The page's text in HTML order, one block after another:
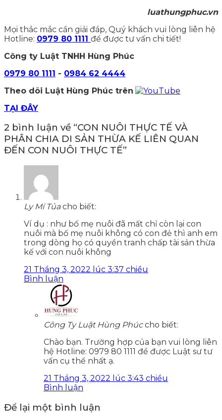
luathungphuc.vn
Mọi thắc mắc cần giải đáp, Quý khách vui lòng liên hệ
Hotline: 0979 80 1111 để được tư vấn chi tiết!
Công ty Luật TNHH Hùng Phúc
0979 80 1111 - 0984 62 4444
Theo dõi Luật Hùng Phúc trên
TẠI ĐÂY
2 bình luận về “CON NUÔI THỰC TẾ VÀ
PHÂN CHIA DI SẢN THỪA KẾ LIÊN QUAN
ĐẾN CON NUÔI THỰC TẾ”
Ly Mí Tủa cho biết:
Ví dụ : như bố mẹ nuôi đã mất chỉ còn lại con
nuôi mà bố mẹ nuôi không có con đẻ thì anh em
trong dòng họ có quyền tranh chấp tài sản thừa
kế với con nuôi không
21 Tháng 3, 2022 lúc 3:37 chiều
Bình luận
Công Ty Luật Hùng Phúc cho biết:
Chào bạn. Trường hợp của bạn vui lòng liên
hệ Hotline: 0979 80 1111 để được Luật sư tư
vấn cụ thể nhất ạ.
21 Tháng 3, 2022 lúc 3:43 chiều
Bình luận
Để lại một bình luận